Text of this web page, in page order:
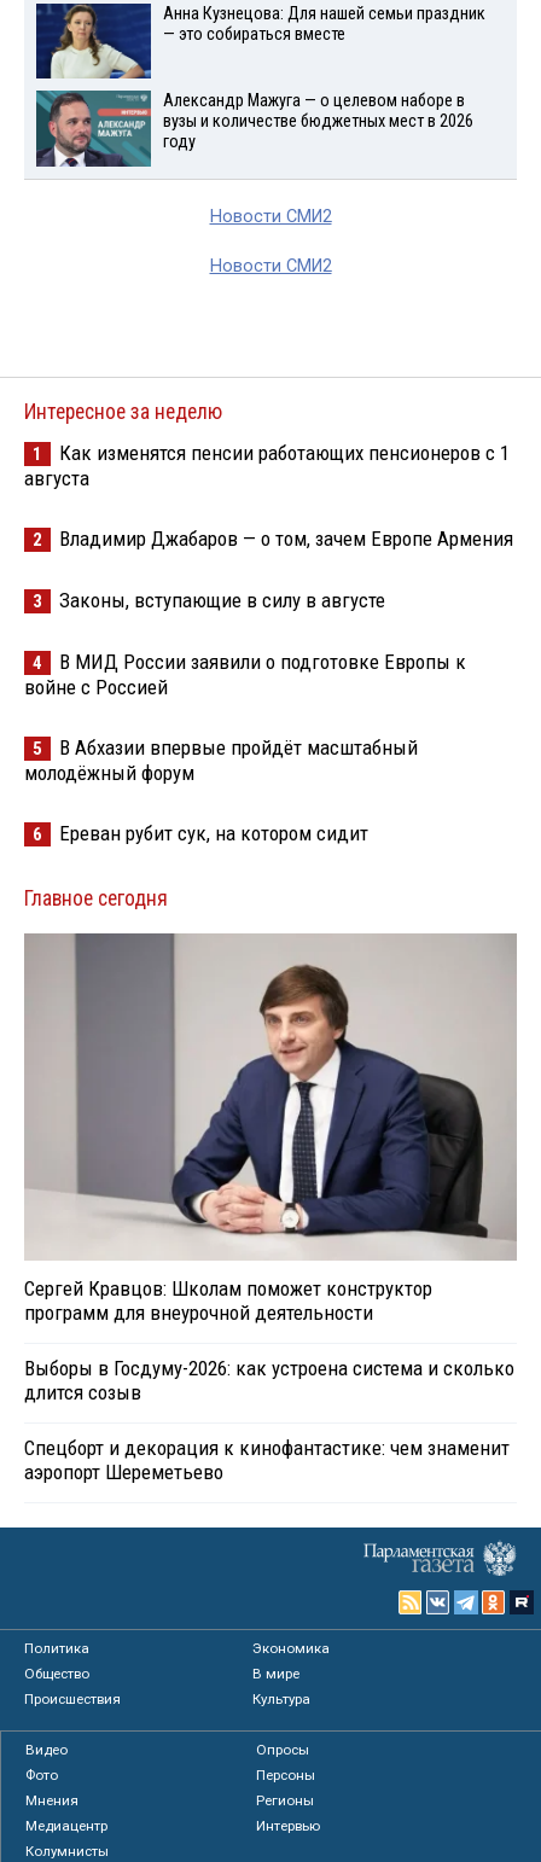
Анна Кузнецова: Для нашей семьи праздник
— это собираться вместе
Александр Мажуга — о целевом наборе в
вузы и количестве бюджетных мест в 2026
году
Новости СМИ2
Новости СМИ2
Интересное за неделю
1
Как изменятся пенсии работающих пенсионеров с 1
августа
2 Владимир Джабаров — о том, зачем Европе Армения
3 Законы, вступающие в силу в августе
4
В МИД России заявили о подготовке Европы к
войне с Россией
5
В Абхазии впервые пройдёт масштабный
молодёжный форум
6 Ереван рубит сук, на котором сидит
Главное сегодня
Сергей Кравцов: Школам поможет конструктор
программ для внеурочной деятельности
Выборы в Госдуму-2026: как устроена система и сколько
длится созыв
Спецборт и декорация к кинофантастике: чем знаменит
аэропорт Шереметьево
Политика
Экономика
Общество
В мире
Происшествия
Культура
Видео
Опросы
Фото
Персоны
Мнения
Регионы
Медиацентр
Интервью
Колумнисты